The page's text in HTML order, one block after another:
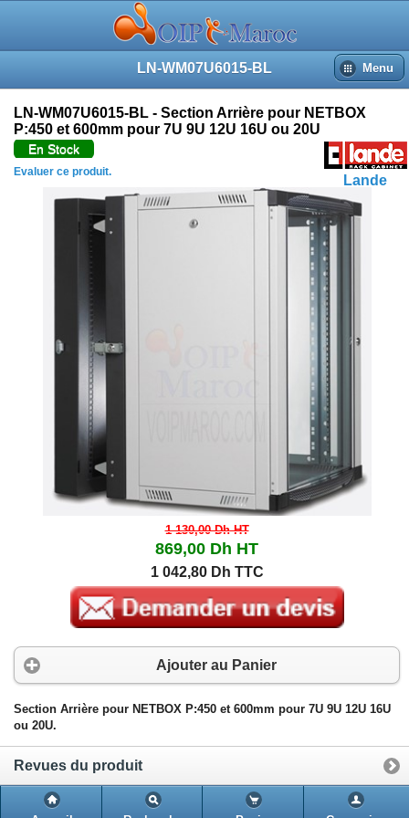
LN-WM07U6015-BL Menu
Lande
LN-WM07U6015-BL - Section Arrière pour NETBOX
P:450 et 600mm pour 7U 9U 12U 16U ou 20U
En Stock
Evaluer ce produit.
1 130,00 DhHT
869,00 Dh HT
1 042,80 Dh TTC
Ajouter au Panier
Section Arrière pour NETBOX P:450 et 600mm pour 7U 9U 12U 16U
ou 20U.
Revues du produit